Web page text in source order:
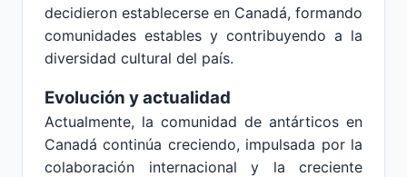
decidieron establecerse en Canadá, formando
comunidades estables y contribuyendo a la
diversidad cultural del país.
Evolución y actualidad
Actualmente, la comunidad de antárticos en
Canadá continúa creciendo, impulsada por la
colaboración internacional y la creciente